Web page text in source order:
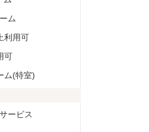
ム
利用可
可
ム(特室)
ービス